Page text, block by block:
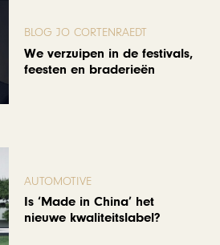
BLOG JO CORTENRAEDT
We verzuipen in de festivals,
feesten en braderieën
AUTOMOTIVE
Is ‘Made in China’ het
nieuwe kwaliteitslabel?